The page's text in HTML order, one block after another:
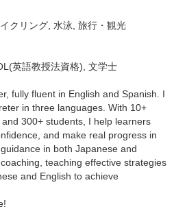
クリング, 水泳, 旅行・観光
英語教授法資格), 文学士
fully fluent in English and Spanish. I
in three languages. With 10+
300+ students, I help learners
and make real progress in
in both Japanese and
teaching effective strategies
and English to achieve